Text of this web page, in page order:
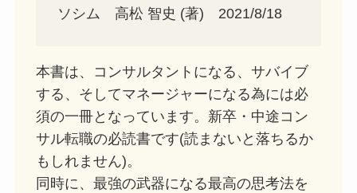
ソシム 高松 智史 (著) 2021/8/18
本書は、コンサルタントになる、サバイブ
する、そしてマネージャーになる為には必
須の一冊となっています。新卒・中途コン
サル転職の必読書です(読まないと落ちるか
もしれません)。
同時に、最強の武器になる最高の思考法を